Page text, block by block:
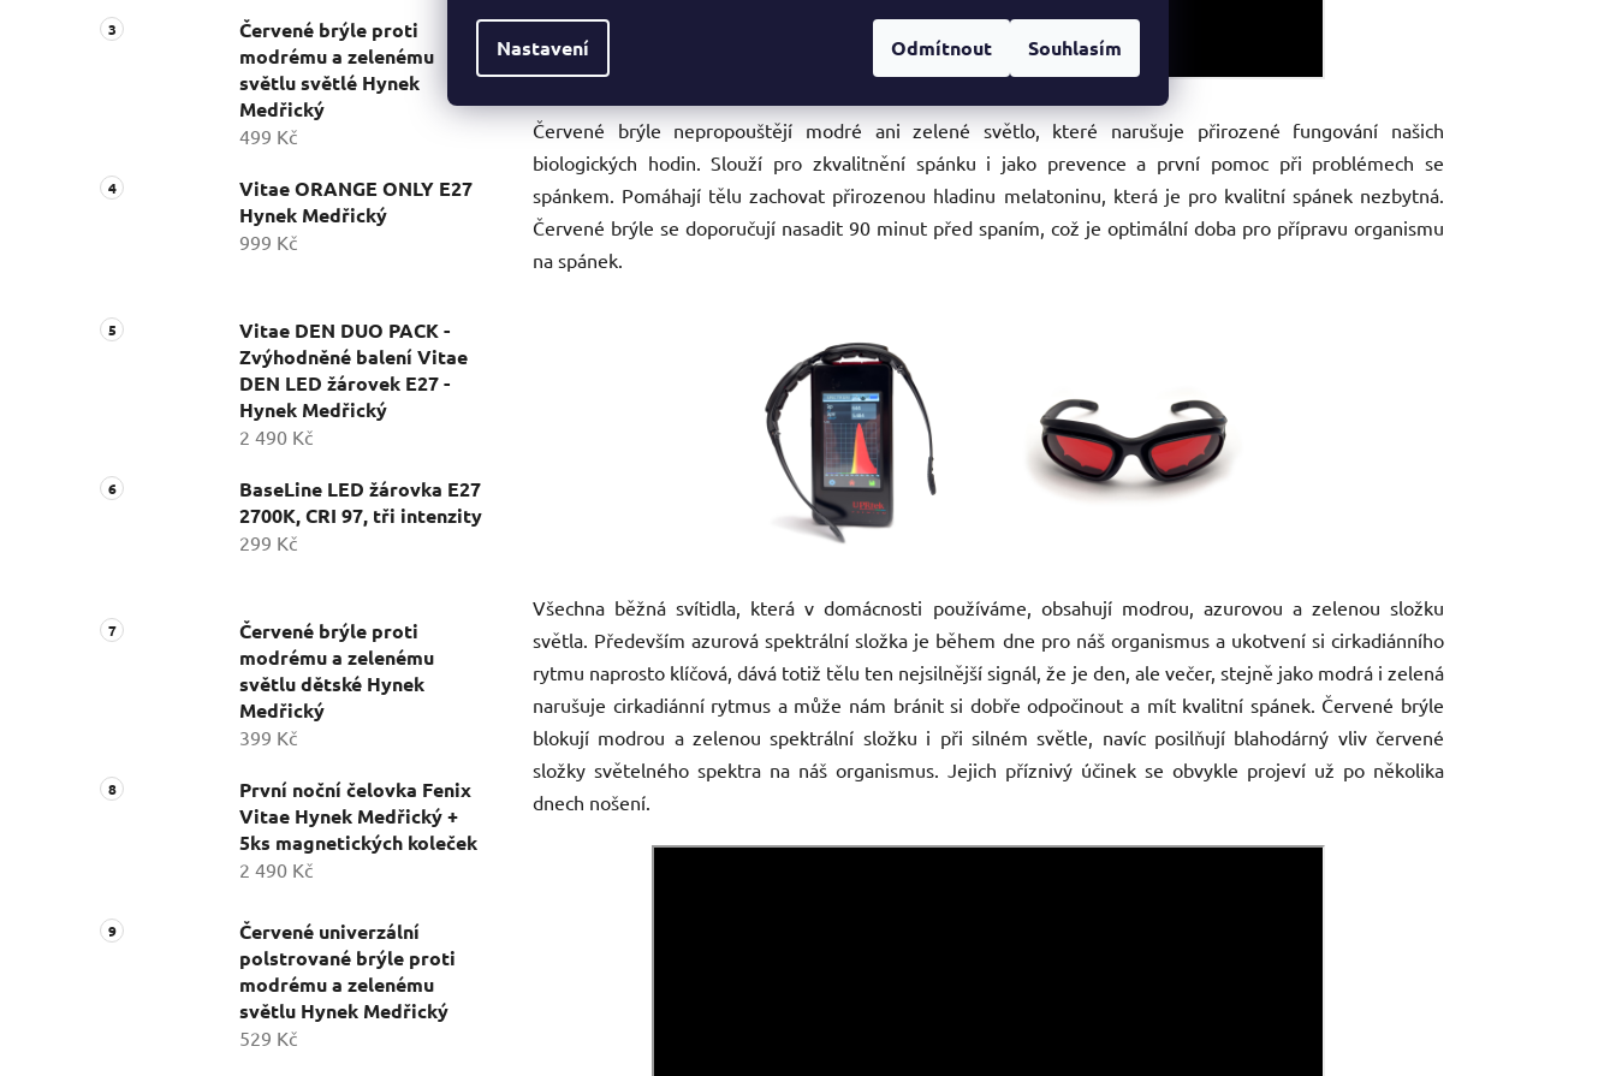
Nastavení Odmítnout Souhlasím
Červené brýle proti
modrému a zelenému
světlu světlé Hynek
Medřický
499 Kč
Vitae ORANGE ONLY E27
Hynek Medřický
999 Kč
Vitae DEN DUO PACK -
Zvýhodněné balení Vitae
DEN LED žárovek E27 -
Hynek Medřický
2 490 Kč
BaseLine LED žárovka E27
2700K, CRI 97, tři intenzity
299 Kč
Červené brýle proti
modrému a zelenému
světlu dětské Hynek
Medřický
399 Kč
První noční čelovka Fenix
Vitae Hynek Medřický +
5ks magnetických koleček
2 490 Kč
Červené univerzální
polstrované brýle proti
modrému a zelenému
světlu Hynek Medřický
529 Kč
Červené brýle nepropouštějí modré ani zelené světlo, které narušuje přirozené fungování našich
biologických hodin. Slouží pro zkvalitnění spánku i jako prevence a první pomoc při problémech se
spánkem. Pomáhají tělu zachovat přirozenou hladinu melatoninu, která je pro kvalitní spánek nezbytná.
Červené brýle se doporučují nasadit 90 minut před spaním, což je optimální doba pro přípravu organismu
na spánek.
Všechna běžná svítidla, která v domácnosti používáme, obsahují modrou, azurovou a zelenou složku
světla. Především azurová spektrální složka je během dne pro náš organismus a ukotvení si cirkadiánního
rytmu naprosto klíčová, dává totiž tělu ten nejsilnější signál, že je den, ale večer, stejně jako modrá i zelená
narušuje cirkadiánní rytmus a může nám bránit si dobře odpočinout a mít kvalitní spánek. Červené brýle
blokují modrou a zelenou spektrální složku i při silném světle, navíc posilňují blahodárný vliv červené
složky světelného spektra na náš organismus. Jejich příznivý účinek se obvykle projeví už po několika
dnech nošení.